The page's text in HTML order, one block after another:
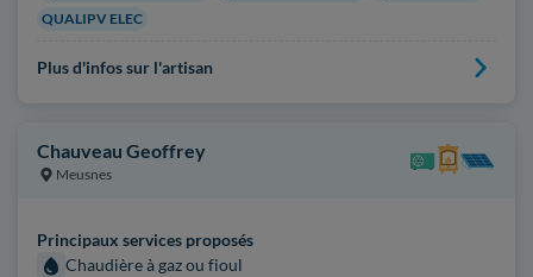
QUALIPV ELEC
Plus d'infos sur l'artisan
Chauveau Geoffrey
Meusnes
Principaux services proposés
Chaudière à gaz ou fioul